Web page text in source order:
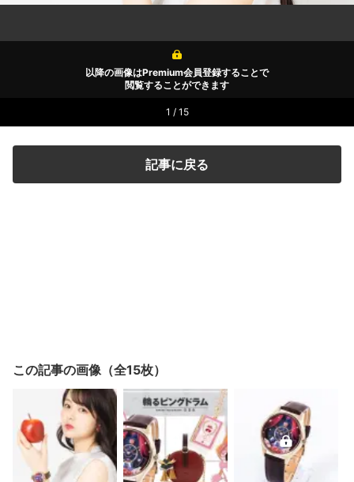
以降の画像はPremium会員登録することで
閲覧することができます
1 / 15
記事に戻る
この記事の画像（全15枚）